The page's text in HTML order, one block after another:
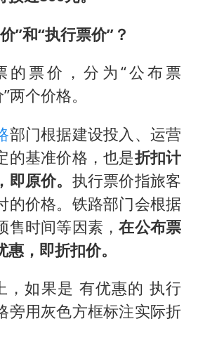
”和“执行票价”？
的票价，分为“公布票
两个价格。
部门根据建设投入、运营
的基准价格，也是折扣计
原价。 执行票价指旅客
的价格。铁路部门会根据
售时间等因素，在公布票
，即折扣价。
，如果是 有优惠的 执行
旁用灰色方框标注实际折